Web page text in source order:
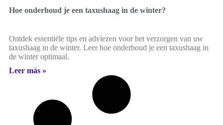
Hoe onderhoud je een taxushaag in de winter?
Ontdek essentiële tips en adviezen voor het verzorgen van uw
taxushaag in de winter. Leer hoe onderhoud je een taxushaag in
de winter optimaal.
Leer más »